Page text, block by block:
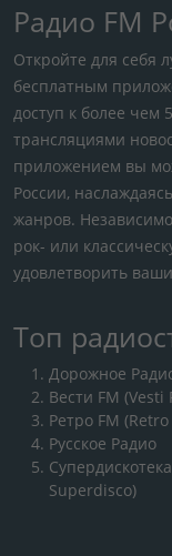
Радио FM
Откройте для себя
бесплатным
доступ к более чем
трансляциями
приложением вы
России,
жанров.
рок- или
удовлетворить
Топ
Дорожное
Вести FM (Vesti
Ретро FM (Retro
Русское Радио
Superdisco)